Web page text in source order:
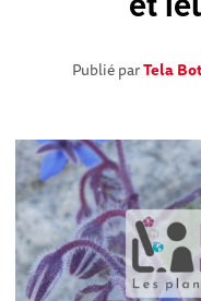
Publié parTela